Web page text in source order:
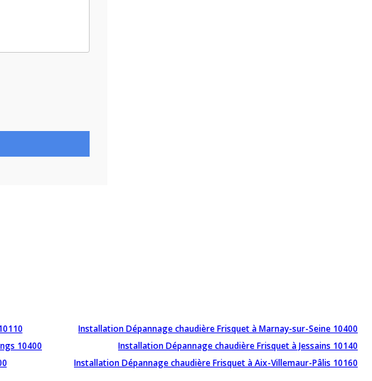
Installation Dépannage chaudière Frisquet à Marnay-sur-Seine 10400
10400
Installation Dépannage chaudière Frisquet à Jessains 10140
Installation Dépannage chaudière Frisquet à Aix-Villemaur-Pâlis 10160